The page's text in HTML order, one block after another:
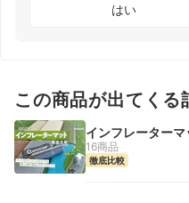
はい
この商品が出てくる
インフレーターマ
16商品
徹底比較